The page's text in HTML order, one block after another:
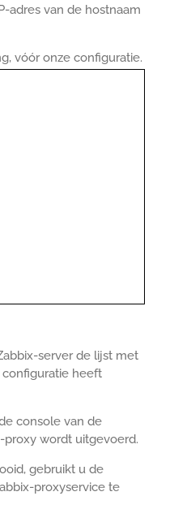
adres van de hostnaam
vóór onze configuratie.
server de lijst met
heeft
console van de
wordt uitgevoerd.
gebruikt u de
proxyservice te